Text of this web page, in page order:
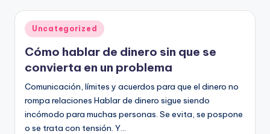
Publicado
en
Uncategorized
Cómo hablar de dinero sin que se
convierta en un problema
Comunicación, límites y acuerdos para que el dinero no
rompa relaciones Hablar de dinero sigue siendo
incómodo para muchas personas. Se evita, se pospone
o se trata con tensión. Y…